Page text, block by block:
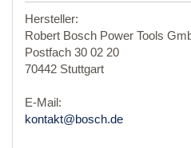
Hersteller:
Robert Bosch Power Tools
Postfach 30 02 20
70442 Stuttgart
E-Mail:
kontakt@bosch.de